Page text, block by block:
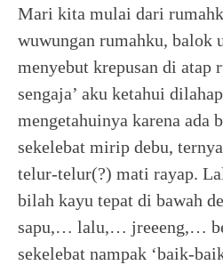
Mari kita mulai dari
wuwungan rumahku, balok
menyebut krepusan di atap
sengaja’ aku ketahui
mengetahuinya karena ada
sekelebat mirip debu,
telur-telur(?) mati rayap.
bilah kayu tepat di bawah
sapu,… lalu,… jreeeng,…
sekelebat nampak ‘baik-